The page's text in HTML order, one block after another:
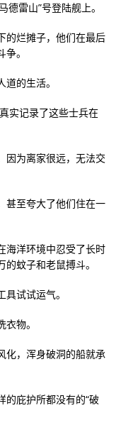
德雷山”号登陆舰上。
的烂摊子，他们在最后
。
的生活。
实记录了这些士兵在
因为离家很远，无法交
甚至夸大了他们住在一
海洋环境中忍受了长时
蚊子和老鼠搏斗。
试试运气。
物。
化，浑身破洞的船就承
的庇护所都没有的“破